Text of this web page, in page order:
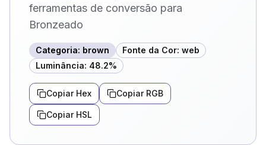
ferramentas de conversão para
Bronzeado
Categoria: brown Fonte da Cor: web
Luminância: 48.2%
Copiar Hex Copiar RGB
Copiar HSL